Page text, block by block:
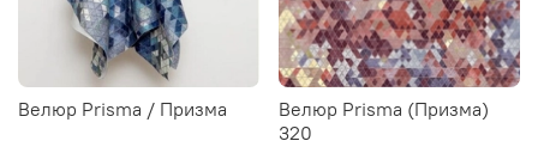
Велюр Prisma / Призма
Велюр Prisma (Призма)
320